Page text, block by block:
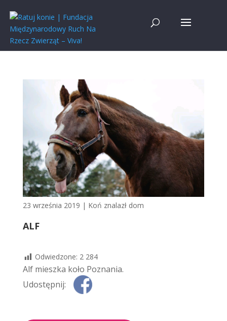
23 września 2019 | Koń znalazł dom
ALF
Odwiedzone: 2 284
Alf mieszka koło Poznania.
Udostępnij: